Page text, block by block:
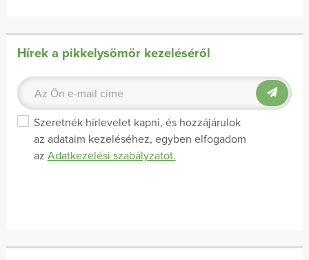
Hírek a pikkelysömör kezeléséről
Szeretnék hírlevelet kapni, és hozzájárulok
az adataim kezeléséhez, egyben elfogadom
az Adatkezelési szabályzatot.